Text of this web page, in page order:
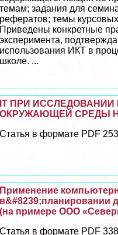
темам; задания для
рефератов; темы
Приведены конкретные
эксперимента,
использования ИКТ в
школе. ...
IT ПРИ
ОКРУЖАЮЩЕЙ СРЕДЫ
Статья в формате PDF
Применение
в&#8239;планировании
(на примере ООО
Статья в формате PDF